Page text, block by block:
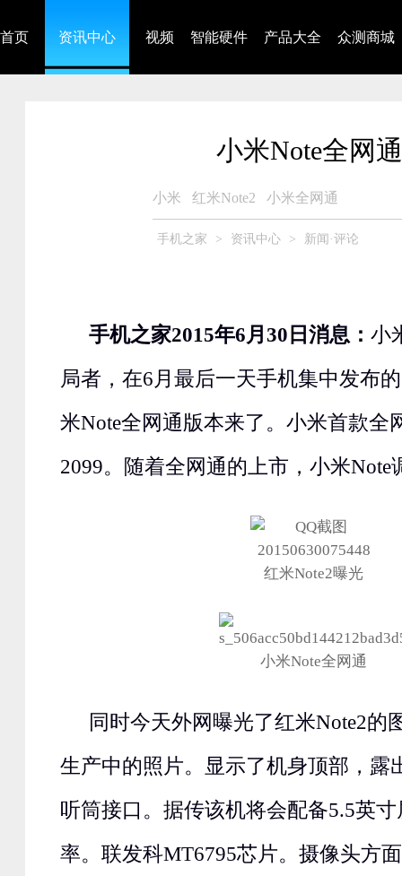
首页 资讯中心 视频 智能硬件 产品大全 众测商城
小米Note全网
小米 红米Note2 小米全网通
手机之家 > 资讯中心 > 新闻·评论
手机之家2015年6月30日消息： 小
局者，在6月最后一天手机集中发布
米Note全网通版本来了。小米首款全
2099。随着全网通的上市，小米Note
红米Note2曝光
小米Note全网通
同时今天外网曝光了红米Note2的
生产中的照片。显示了机身顶部，露
听筒接口。据传该机将会配备5.5英寸
率。联发科MT6795芯片。摄像头方